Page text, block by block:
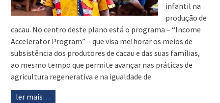
infantil na
produção de
cacau. No centro deste plano está o programa – “Income
Accelerator Program” – que visa melhorar os meios de
subsistência dos produtores de cacau e das suas famílias,
ao mesmo tempo que permite avançar nas práticas de
agricultura regenerativa e na igualdade de
ler mais…